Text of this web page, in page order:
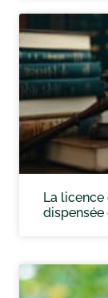
La
dispensée